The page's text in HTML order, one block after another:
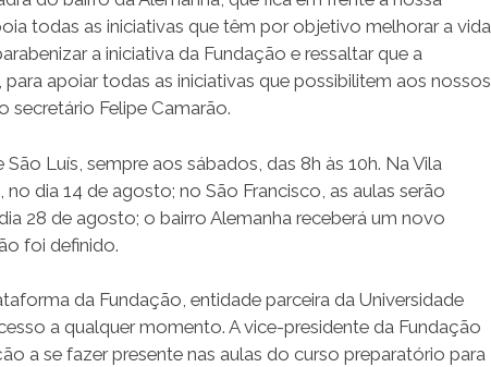
todas as iniciativas que têm por objetivo melhorar a vida
a iniciativa da Fundação e ressaltar que a
apoiar todas as iniciativas que possibilitem aos nossos
secretário Felipe Camarão.
Luís, sempre aos sábados, das 8h às 10h. Na Vila
dia 14 de agosto; no São Francisco, as aulas serão
28 de agosto; o bairro Alemanha receberá um novo
foi definido.
da Fundação, entidade parceira da Universidade
a qualquer momento. A vice-presidente da Fundação
a se fazer presente nas aulas do curso preparatório para